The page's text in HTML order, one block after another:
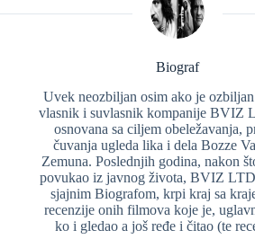
Biograf
Uvek neozbiljan osim ako je
vlasnik i suvlasnik kompanije BVIZ
osnovana sa ciljem obeležavanja,
čuvanja ugleda lika i dela Bozze
Zemuna. Poslednjih godina, nakon
povukao iz javnog života, BVIZ LTD
sjajnim Biografom, krpi kraj sa
recenzije onih filmova koje je,
ko i gledao a još ređe i čitao (te